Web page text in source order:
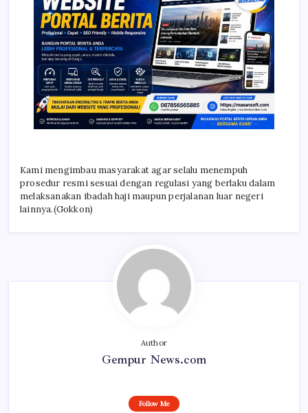
Kami mengimbau masyarakat agar selalu menempuh
prosedur resmi sesuai dengan regulasi yang berlaku dalam
melaksanakan ibadah haji maupun perjalanan luar negeri
lainnya.(Gokkon)
Author
Gempur News.com
Follow Me